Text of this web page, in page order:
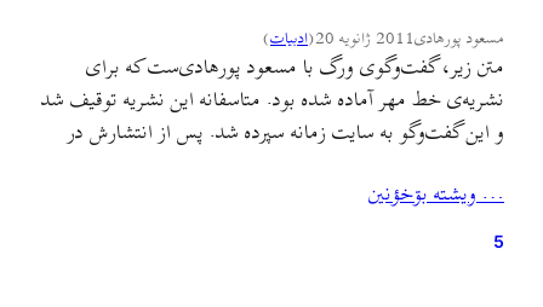
مسعود پورهادی2011 ژانویه 20 (ادبيات)
متن زیر، گفت‌وگوی ورگ با مسعود پورهادی‌ست که برای
نشریه‌ی خط مهر آماده شده بود. متاسفانه این نشریه توقیف شد
و این گفت‌وگو به سایت زمانه سپرده شد. پس از انتشارش در
خوانندگان به جای متن گفت‌وگو با پیام مخابرات ایران مبنی بر
نامناسب…
… ويشته بۊخؤنين
5